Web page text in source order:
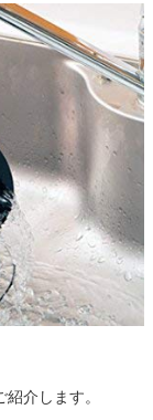
介します。